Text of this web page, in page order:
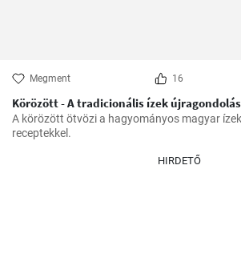
Megment 16
Körözött - A tradicionális ízek
A körözött ötvözi a hagyományos magyar
receptekkel.
HIRDETŐ